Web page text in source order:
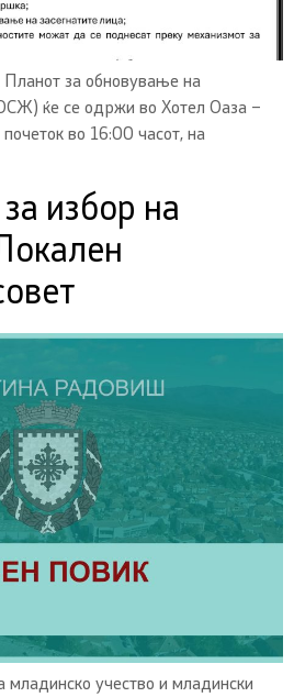
Планот за обновување на
ќе се одржи во Хотел Оаза –
во 16:00 часот, на
избор на
младинско учество и младински